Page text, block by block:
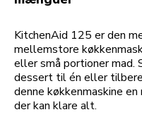
KitchenAid 125 er den
mellemstore
eller små portioner mad.
dessert til én eller
denne køkkenmaskine
der kan klare alt.